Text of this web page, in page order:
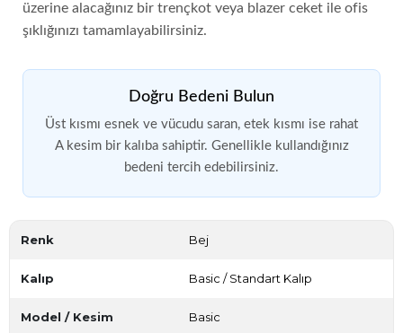
üzerine alacağınız bir trençkot veya blazer ceket ile ofis
şıklığınızı tamamlayabilirsiniz.
Doğru Bedeni Bulun
Üst kısmı esnek ve vücudu saran, etek kısmı ise rahat
A kesim bir kalıba sahiptir. Genellikle kullandığınız
bedeni tercih edebilirsiniz.
Renk Bej
Kalıp Basic / Standart Kalıp
Model / Kesim Basic